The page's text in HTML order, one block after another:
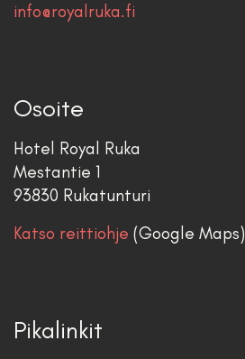
info@royalruka.fi
Osoite
Hotel Royal Ruka
Mestantie 1
93830 Rukatunturi
Katso reittiohje (Google Maps)
Pikalinkit